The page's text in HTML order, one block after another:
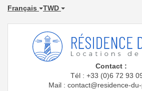
Français TWD
Contact :
Tél : +33 (0)6 72 93
Mail : contact@residence-